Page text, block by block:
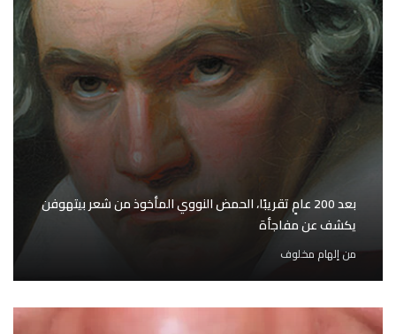
بعد 200 عامٍ تقريبًا، الحمض النووي المأخوذ من شعر بيتهوفن
يكشف عن مفاجأة
منإلهام مخلوف